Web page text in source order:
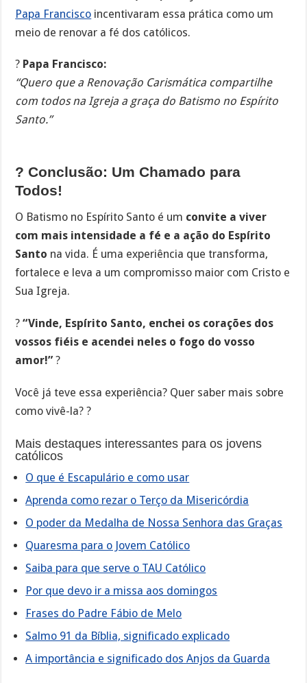
Papa Francisco incentivaram essa prática como um
meio de renovar a fé dos católicos.
? Papa Francisco:
“Quero que a Renovação Carismática compartilhe
com todos na Igreja a graça do Batismo no Espírito
Santo.”
? Conclusão: Um Chamado para
Todos!
O Batismo no Espírito Santo é um convite a viver
com mais intensidade a fé e a ação do Espírito
Santo na vida. É uma experiência que transforma,
fortalece e leva a um compromisso maior com Cristo e
Sua Igreja.
?“Vinde, Espírito Santo, enchei os corações dos
vossos fiéis e acendei neles o fogo do vosso
amor!” ?
Você já teve essa experiência? Quer saber mais sobre
como vivê-la? ?
Mais destaques interessantes para os jovens
católicos
O que é Escapulário e como usar
Aprenda como rezar o Terço da Misericórdia
O poder da Medalha de Nossa Senhora das Graças
Quaresma para o Jovem Católico
Saiba para que serve o TAU Católico
Por que devo ir a missa aos domingos
Frases do Padre Fábio de Melo
Salmo 91 da Bíblia, significado explicado
A importância e significado dos Anjos da Guarda